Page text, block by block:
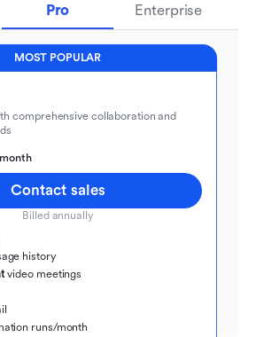
Pro Enterprise
MOST POPULAR
comprehensive collaboration and
month
Contact sales
Billed annually
history
video meetings
runs/month